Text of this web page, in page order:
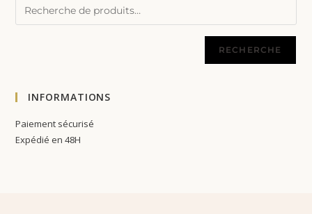
RECHERCHE
INFORMATIONS
Paiement sécurisé
Expédié en 48H